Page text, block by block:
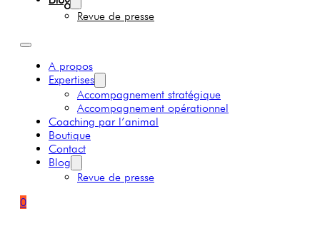
Revue de presse
A propos
Expertises
Accompagnement stratégique
Accompagnement opérationnel
Coaching par l’animal
Boutique
Contact
Blog
Revue de presse
0